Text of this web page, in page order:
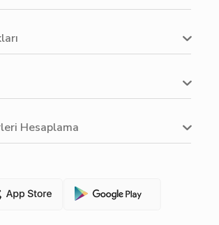
Hesaplama